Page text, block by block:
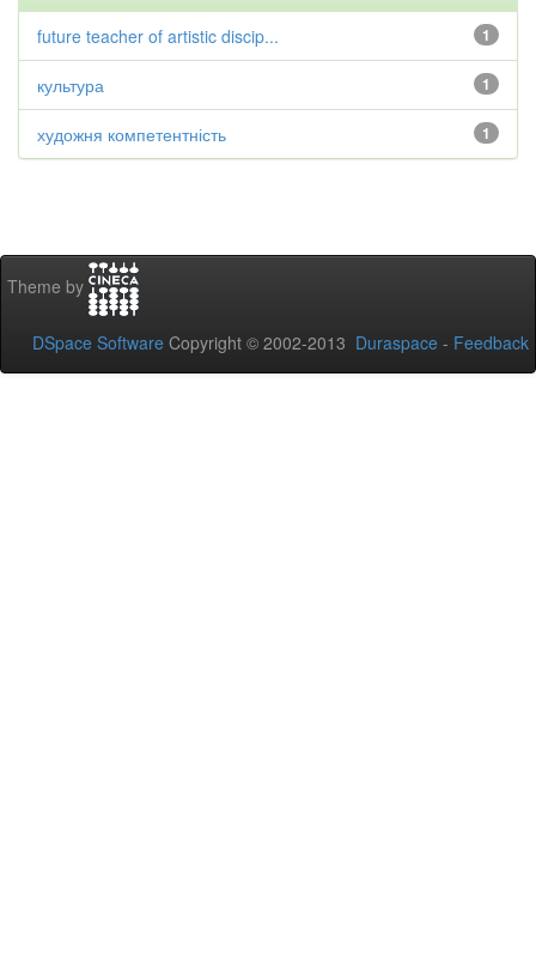
1
future teacher of artistic discip...
1
культура
1
художня компетентність
Theme by
DSpace Software Copyright © 2002-2013 Duraspace - Feedback